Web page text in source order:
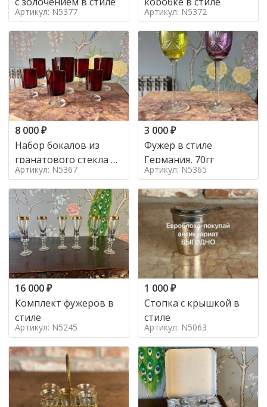
Артикул: N5377 Артикул: N5372
8 000₽
Набор бокалов из
гранатового стекла в
стиле Германия,
Артикул: N5367
3 000₽
Фужер в стиле
Германия, 70гг
Артикул: N5365
16 000₽
Комплект фужеров в
стиле
Артикул: N5245
1 000₽
Стопка с крышкой в
стиле
Артикул: N5063